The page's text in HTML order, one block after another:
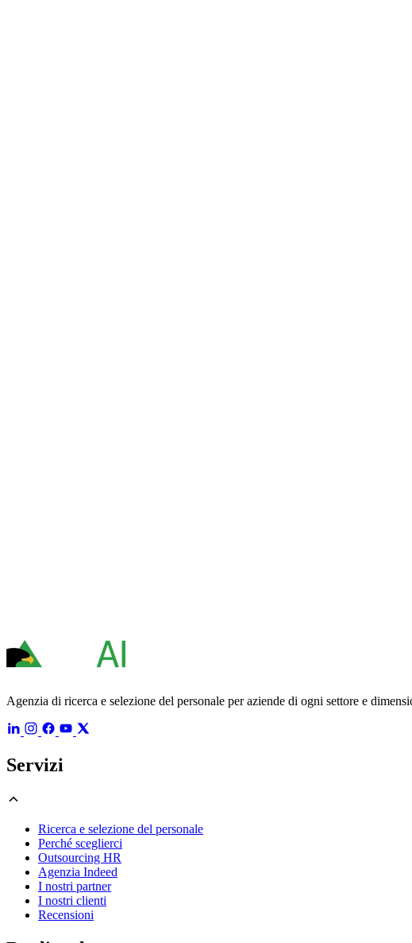
Agenzia di ricerca e selezione del personale per aziende di ogni settore e
Servizi
Ricerca e selezione del personale
Perché sceglierci
Outsourcing HR
Agenzia Indeed
I nostri partner
I nostri clienti
Recensioni